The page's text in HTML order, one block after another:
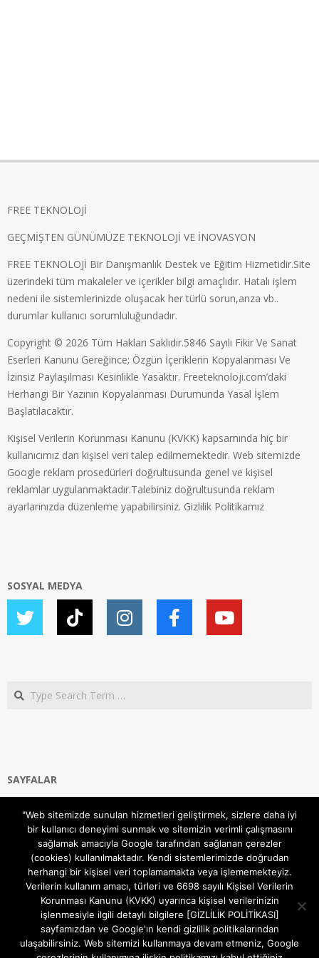
FREE TEKNOLOJİ
GEÇMİŞTEN GÜNÜMÜZE TEKNOLOJİ VE İNOVASYON
FREE TEKNOLOJİ Bir Danışmanlık Destek ve Eğitim Hizmetidir.Site
üzerindeki tüm makaleler ve içerikler bilgi amaçlıdır. Hatalı işlem
nedeni ile sistemlerinizde oluşacak her türlü sorun,arıza vb..
durumlar kullanıcı sorumluluğundadır.
Copyright © 2026 Tüm Hakları Saklıdır.5846 Sayılı Fikir Ve Sanat
Eserleri Kanunu Gereğince; Özgün İçeriklerin Kopyalanması Ve
İzinsiz Paylaşılması Kesinlikle Yasaktır. Freeteknoloji.com’daki
Herhangi Bir Yazının Kopyalanması Durumunda Yasal İşlem
Başlatılacaktır.
Kişisel Verilerin Korunması Kanunu (KVKK) kapsamında hiç bir
kullanıcımız dan kişisel veri talep edilmemektedir. Web sitemizde
Google reklam prosedürleri doğrultusunda genel ve kişisel
reklamlar uygulanmaktadır.Talebiniz doğrultusunda reklam
ayarlarınızda düzenleme yapabilirsiniz. Gizlilik Politikamız
SOSYAL MEDYA
Search
SAYFALAR
Gizlilik ve Çerezler (Cookies) Politikası
Hakkımızda
İletişim Kanalları
MODEM KURULUM
TEKNİK DESTEK
TELEVİZYON SİSTEMLERİ
"Web sitemizde sunulan hizmetleri geliştirmek, sizlere daha iyi
bir kullanıcı deneyimi sunmak ve sitemizin verimli çalışmasını
sağlamak amacıyla Google tarafından sağlanan çerezler
(cookies) kullanılmaktadır. Kendi sistemlerimizde doğrudan
herhangi bir kişisel veri toplamamakta veya işlememekteyiz.
Verilerin kullanım amacı, türleri ve 6698 sayılı Kişisel Verilerin
Korunması Kanunu (KVKK) uyarınca kişisel verilerinizin
işlenmesiyle ilgili detaylı bilgilere [GİZLİLİK POLİTİKASI]
sayfamızdan ve Google'ın kendi gizlilik politikalarından
ulaşabilirsiniz. Web sitemizi kullanmaya devam etmeniz, Google